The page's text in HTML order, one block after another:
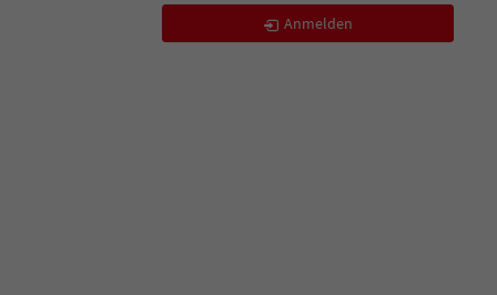
Anmelden